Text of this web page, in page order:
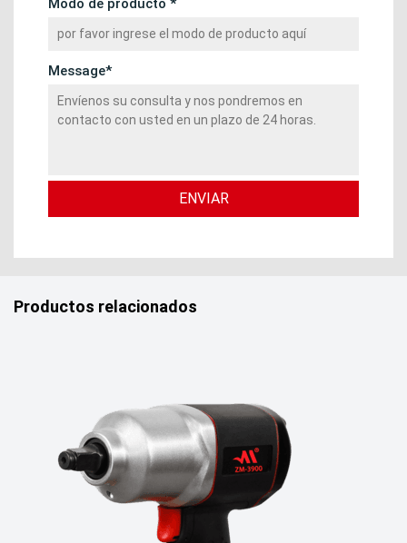
Modo de producto *
Message*
Productos relacionados